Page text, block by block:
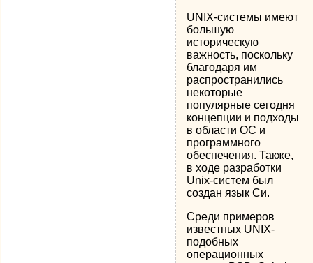
UNIX-системы имеют
большую
историческую
важность, поскольку
благодаря им
распространились
некоторые
популярные сегодня
концепции и подходы
в области ОС и
программного
обеспечения. Также,
в ходе разработки
Unix-систем был
создан язык Си.
Среди примеров
известных UNIX-
подобных
операционных